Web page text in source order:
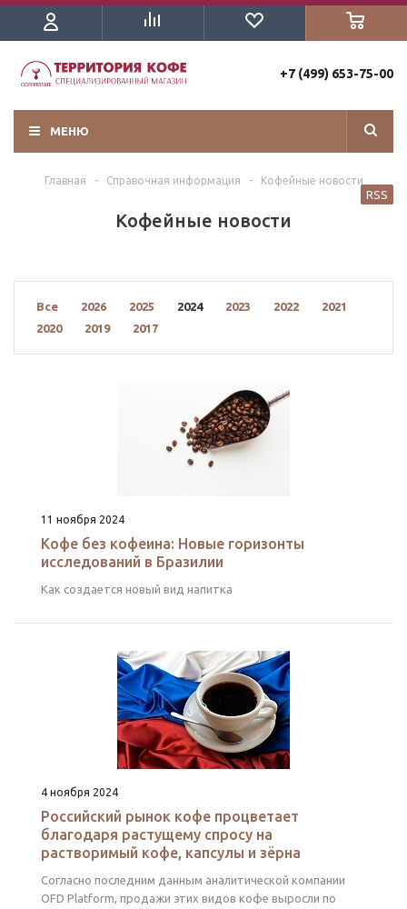
+7 (499) 653-75-00
МЕНЮ
Главная - Справочная информация - Кофейные новости
Кофейные новости
RSS
Все 2026 2025 2024 2023 2022
2021
2020
2019 2017
11 ноября 2024
Кофе без кофеина: Новые горизонты
исследований в Бразилии
Как создается новый вид напитка
4 ноября 2024
Российский рынок кофе процветает
благодаря растущему спросу на
растворимый кофе, капсулы и зёрна
Согласно последним данным аналитической компании
OFD Platform, продажи этих видов кофе выросли по